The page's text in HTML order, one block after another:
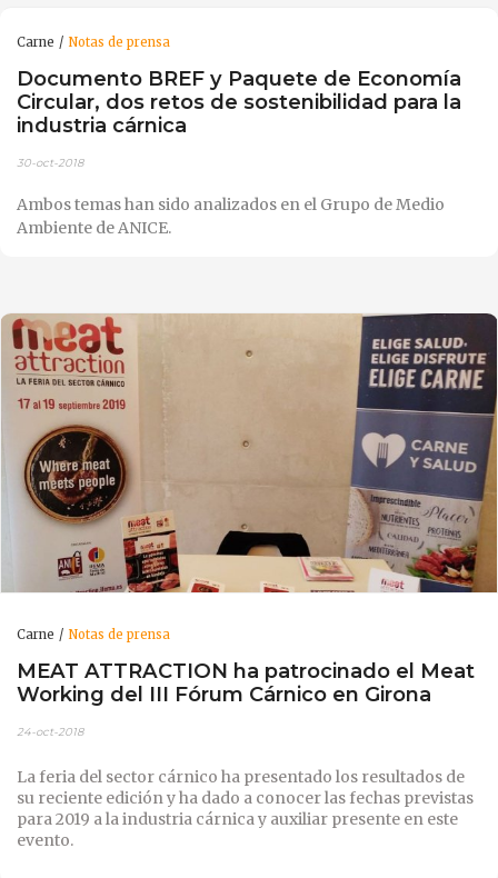
Carne Notas de prensa
Documento BREF y Paquete de Economía
Circular, dos retos de sostenibilidad para la
industria cárnica
30-oct-2018
Ambos temas han sido analizados en el Grupo de Medio
Ambiente de ANICE.
Carne Notas de prensa
MEAT ATTRACTION ha patrocinado el Meat
Working del III Fórum Cárnico en Girona
24-oct-2018
La feria del sector cárnico ha presentado los resultados de
su reciente edición y ha dado a conocer las fechas previstas
para 2019 a la industria cárnica y auxiliar presente en este
evento.